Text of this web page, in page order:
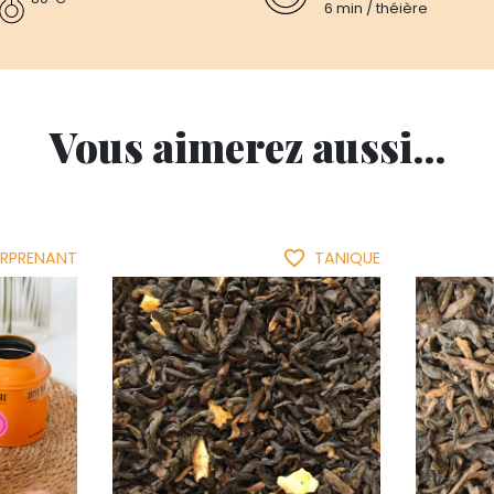
6 min / théière
Vous aimerez aussi...
favorite_border TANIQUE